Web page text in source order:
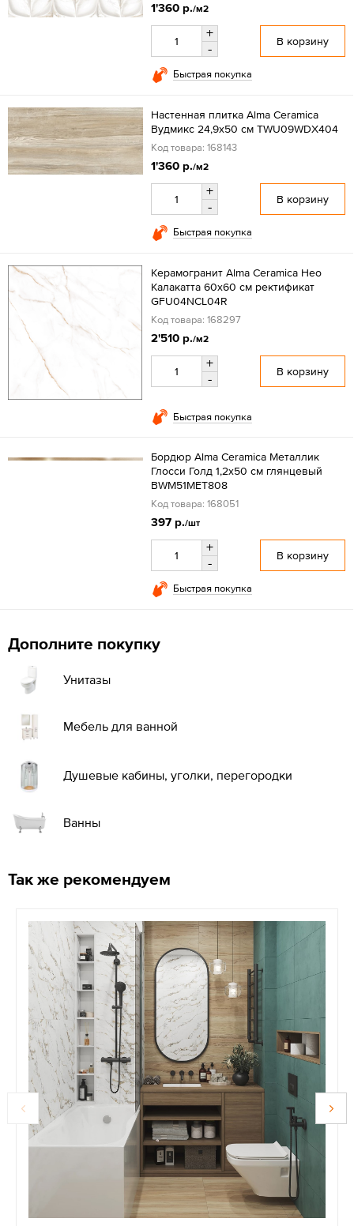
1'360 р./м2
+
-
В корзину
Быстрая покупка
Настенная плитка Alma Ceramica
Вудмикс 24,9x50 см TWU09WDX404
Код товара: 168143
1'360 р./м2
+
-
В корзину
Быстрая покупка
Керамогранит Alma Ceramica Нео
Калакатта 60x60 см ректификат
GFU04NCL04R
Код товара: 168297
2'510 р./м2
+
-
В корзину
Быстрая покупка
Бордюр Alma Ceramica Металлик
Глосси Голд 1,2x50 см глянцевый
BWM51MET808
Код товара: 168051
397 р./шт
+
-
В корзину
Быстрая покупка
Дополните покупку
Унитазы
Мебель для ванной
Душевые кабины, уголки, перегородки
Ванны
Так же рекомендуем